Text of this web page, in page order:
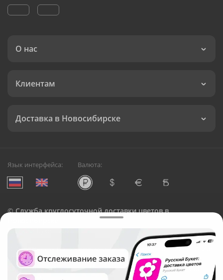
О нас
Клиентам
Доставка в Новосибирске
Язык интерфейса: Валюта:
©Служба круглосуточной доставки цветов в
Русский Букет, 2026
Общество с ограниченной ответственностью «Технология»
ОГРН: 1195476081745, ИНН: 5410081997
Юридический адрес: г. Новосибирск, ул. Ипподромская,